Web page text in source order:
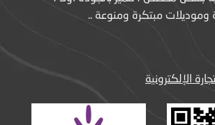
وموديلات مبتكرة ومنوعة ..
الإلكترونية